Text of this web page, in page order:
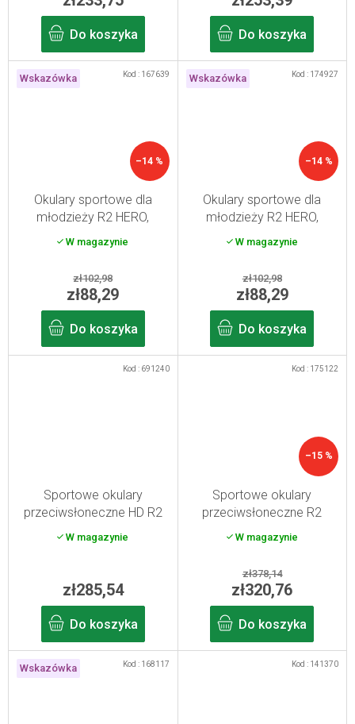
Do koszyka Do koszyka
Wskazówka
–14 %
Okulary sportowe dla
młodzieży R2 HERO,
niebieskie
W magazynie
zł102,98
zł88,29
Do koszyka
Kod : 167639 Wskazówka
–14 %
Okulary sportowe dla
młodzieży R2 HERO,
zielone
W magazynie
zł102,98
zł88,29
Do koszyka
Kod : 174927
Sportowe okulary
przeciwsłoneczne HD R2
W magazynie
zł285,54
Do koszyka
Kod : 691240
–15 %
Sportowe okulary
przeciwsłoneczne R2
FACTOR czarne,
fotochromatyczne
W magazynie
zł378,14
zł320,76
Do koszyka
Kod : 175122
Wskazówka Kod : 168117 Kod : 141370